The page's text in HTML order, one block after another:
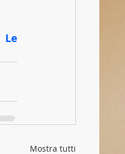
Le
Mostra tutti